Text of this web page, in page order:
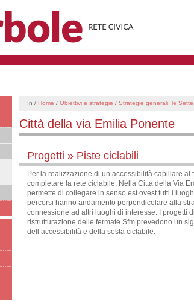
In / Home / Obiettivi e strategie / Strategie generali: le Sette
Città della via Emilia Ponente
Progetti » Piste ciclabili
Per la realizzazione di un’accessibilità capillare al
completare la rete ciclabile. Nella Città della Via
permette di collegare in senso est ovest tutti i
percorsi hanno andamento perpendicolare alla
connessione ad altri luoghi di interesse. I progetti
ristrutturazione delle fermate Sfm prevedono un
dell’accessibilità e della sosta ciclabile.